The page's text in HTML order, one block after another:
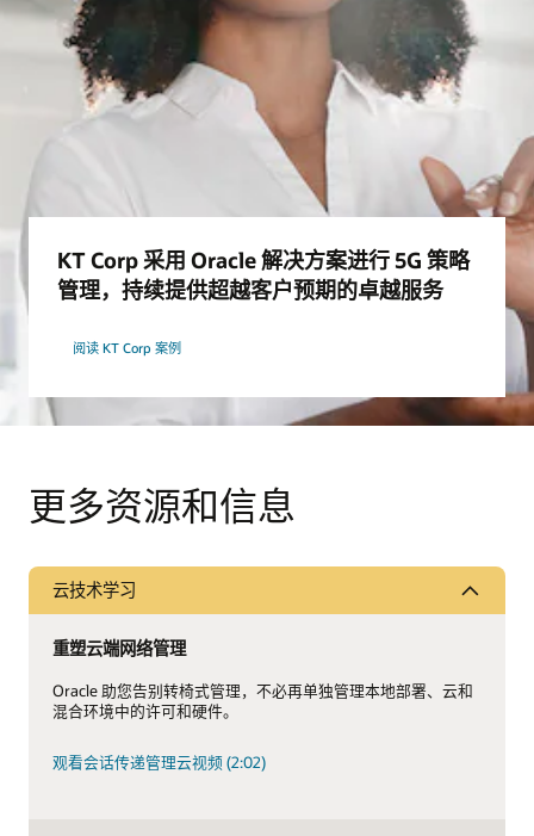
KT Corp 采用 Oracle 解决方案进行 5G 策略
管理，持续提供超越客户预期的卓越服务
阅读 KT Corp 案例
更多资源和信息
云技术学习
重塑云端网络管理
Oracle 助您告别转椅式管理，不必再单独管理本地部署、云和
混合环境中的许可和硬件。
观看会话传递管理云视频 (2:02)